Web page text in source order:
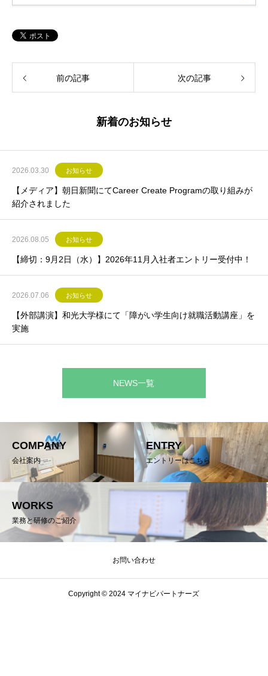
前の記事 次の記事
新着のお知らせ
2026.03.30 お知らせ
【メディア】朝日新聞にてCareer Create Programの取り組みが
紹介されました
2026.08.05 お知らせ
【締切：9月2日（水）】2026年11月入社者エントリー受付中！
2026.07.06 お知らせ
【外部講演】和光大学様にて「障がい学生向け就職活動講座」を
実施
NEWS一覧
COMPANY
会社案内
ENTRY
エントリーはこちら
WORKS
業務と研修のご紹介
お問い合わせ
Copyright © 2024 マイナビパートナーズ